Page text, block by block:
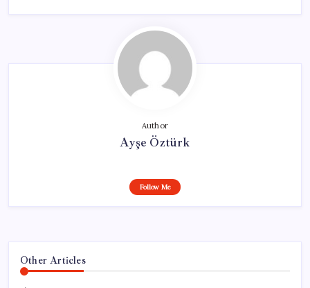
Author
Ayşe Öztürk
Follow Me
Other Articles